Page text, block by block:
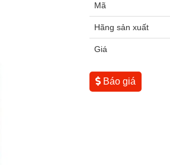
Mã
Hãng sản xuất
Giá
Báo giá